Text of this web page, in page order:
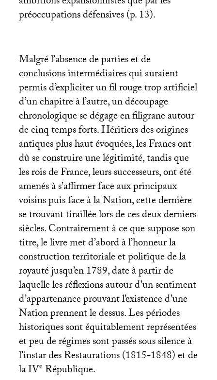
préoccupations défensives (p. 13).
Malgré l’absence de parties et de
conclusions intermédiaires qui auraient
permis d’expliciter un fil rouge trop artificiel
d’un chapitre à l’autre, un découpage
chronologique se dégage en filigrane autour
de cinq temps forts. Héritiers des origines
antiques plus haut évoquées, les Francs ont
dû se construire une légitimité, tandis que
les rois de France, leurs successeurs, ont été
amenés à s’affirmer face aux principaux
voisins puis face à la Nation, cette dernière
se trouvant tiraillée lors de ces deux derniers
siècles. Contrairement à ce que suppose son
titre, le livre met d’abord à l’honneur la
construction territoriale et politique de la
royauté jusqu’en 1789, date à partir de
laquelle les réflexions autour d’un sentiment
d’appartenance prouvant l’existence d’une
Nation prennent le dessus. Les périodes
historiques sont équitablement représentées
et peu de régimes sont passés sous silence à
l’instar des Restaurations (1815-1848) et de
laIVeRépublique.